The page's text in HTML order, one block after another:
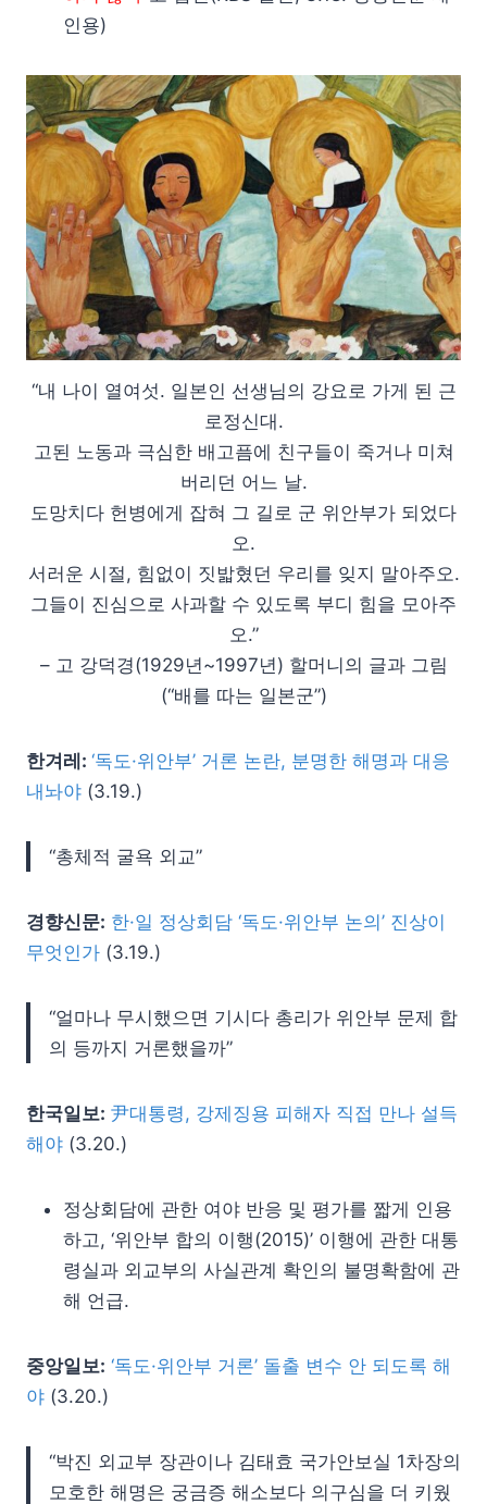
인용)
“내 나이 열여섯. 일본인 선생님의 강요로 가게 된 근
로정신대.
고된 노동과 극심한 배고픔에 친구들이 죽거나 미쳐
버리던 어느 날.
도망치다 헌병에게 잡혀 그 길로 군 위안부가 되었다
오.
서러운 시절, 힘없이 짓밟혔던 우리를 잊지 말아주오.
그들이 진심으로 사과할 수 있도록 부디 힘을 모아주
오.”
– 고 강덕경(1929년~1997년) 할머니의 글과 그림
(“배를 따는 일본군”)
한겨레: ‘독도·위안부’ 거론 논란, 분명한 해명과 대응
내놔야 (3.19.)
“총체적 굴욕 외교”
경향신문: 한·일 정상회담 ‘독도·위안부 논의’ 진상이
무엇인가 (3.19.)
“얼마나 무시했으면 기시다 총리가 위안부 문제 합
의 등까지 거론했을까”
한국일보: 尹대통령, 강제징용 피해자 직접 만나 설득
해야 (3.20.)
정상회담에 관한 여야 반응 및 평가를 짧게 인용
하고, ‘위안부 합의 이행(2015)’ 이행에 관한 대통
령실과 외교부의 사실관계 확인의 불명확함에 관
해 언급.
중앙일보: ‘독도·위안부 거론’ 돌출 변수 안 되도록 해
야 (3.20.)
“박진 외교부 장관이나 김태효 국가안보실 1차장의
모호한 해명은 궁금증 해소보다 의구심을 더 키웠